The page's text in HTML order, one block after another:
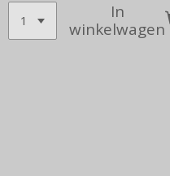
In
winkelwagen